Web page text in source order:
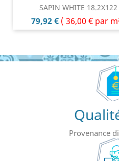
SAPIN WHITE 18.2X122
Prix
79,92 € ( 36,00 € par
Provenance